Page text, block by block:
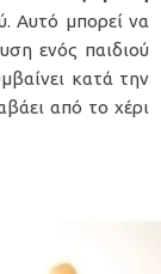
Αυτό μπορεί να
ενός παιδιού
κατά την
από το χέρι